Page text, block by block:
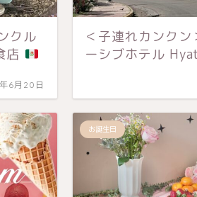
クル
店
6月20日
＜子連れカンク
ーシブホテル
お誕生日